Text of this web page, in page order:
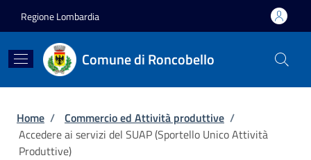
Regione Lombardia
Comune di Roncobello
Briciole di pane
Home / Commercio ed Attività produttive /
Accedere ai servizi del SUAP (Sportello Unico Attività
Produttive)